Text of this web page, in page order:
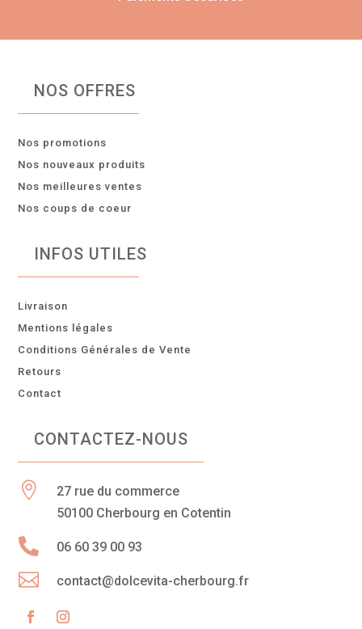
NOS OFFRES
Nos promotions
Nos nouveaux produits
Nos meilleures ventes
Nos coups de coeur
INFOS UTILES
Livraison
Mentions légales
Conditions Générales de Vente
Retours
Contact
CONTACTEZ-NOUS

27 rue du commerce
50100 Cherbourg en Cotentin
 06 60 39 00 93
 contact@dolcevita-cherbourg.fr